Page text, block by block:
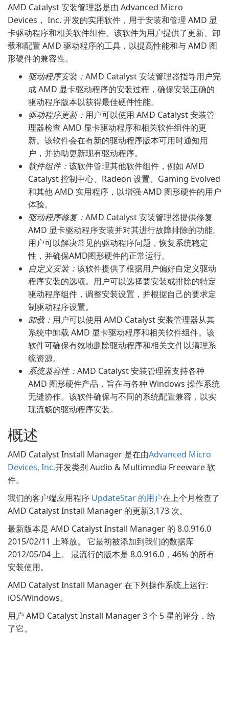
AMD Catalyst 安装管理器是由 Advanced Micro
Devices， Inc. 开发的实用软件，用于安装和管理 AMD 显
卡驱动程序和相关软件组件。该软件为用户提供了更新、卸
载和配置 AMD 驱动程序的工具，以提高性能和与 AMD 图
形硬件的兼容性。
驱动程序安装： AMD Catalyst 安装管理器指导用户完
成 AMD 显卡驱动程序的安装过程，确保安装正确的
驱动程序版本以获得最佳硬件性能。
驱动程序更新： 用户可以使用 AMD Catalyst 安装管
理器检查 AMD 显卡驱动程序和相关软件组件的更
新。该软件会在有新的驱动程序版本可用时通知用
户，并协助更新现有驱动程序。
软件组件： 该软件管理其他软件组件，例如 AMD
Catalyst 控制中心、Radeon 设置、Gaming Evolved
和其他 AMD 实用程序，以增强 AMD 图形硬件的用户
体验。
驱动程序修复： AMD Catalyst 安装管理器提供修复
AMD 显卡驱动程序安装并对其进行故障排除的功能。
用户可以解决常见的驱动程序问题，恢复系统稳定
性，并确保AMD图形硬件的正常运行。
自定义安装： 该软件提供了根据用户偏好自定义驱动
程序安装的选项。用户可以选择要安装或排除的特定
驱动程序组件，调整安装设置，并根据自己的要求定
制驱动程序设置。
卸载： 用户可以使用 AMD Catalyst 安装管理器从其
系统中卸载 AMD 显卡驱动程序和相关软件组件。该
软件可确保有效地删除驱动程序和相关文件以清理系
统资源。
系统兼容性： AMD Catalyst 安装管理器支持各种
AMD 图形硬件产品，旨在与各种 Windows 操作系统
无缝协作。该软件确保与不同的系统配置兼容，以实
现流畅的驱动程序安装。
概述
AMD Catalyst Install Manager 是在由Advanced Micro
Devices, Inc.开发类别 Audio & Multimedia Freeware 软
件。
我们的客户端应用程序 UpdateStar 的用户在上个月检查了
AMD Catalyst Install Manager 的更新3,173 次。
最新版本是 AMD Catalyst Install Manager 的 8.0.916.0
2015/02/11 上释放。 它最初被添加到我们的数据库
2012/05/04 上。 最流行的版本是 8.0.916.0，46% 的所有
安装使用。
AMD Catalyst Install Manager 在下列操作系统上运行:
iOS/Windows。
用户 AMD Catalyst Install Manager 3 个 5 星的评分，给
了它。